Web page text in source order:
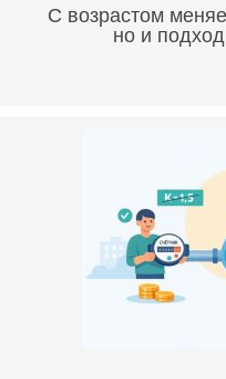
С возрастом
но и